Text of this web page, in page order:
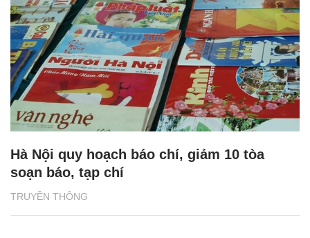
TRUYỀN THÔNG
Hà Nội quy hoạch báo chí, giảm 10 tòa
soạn báo, tạp chí